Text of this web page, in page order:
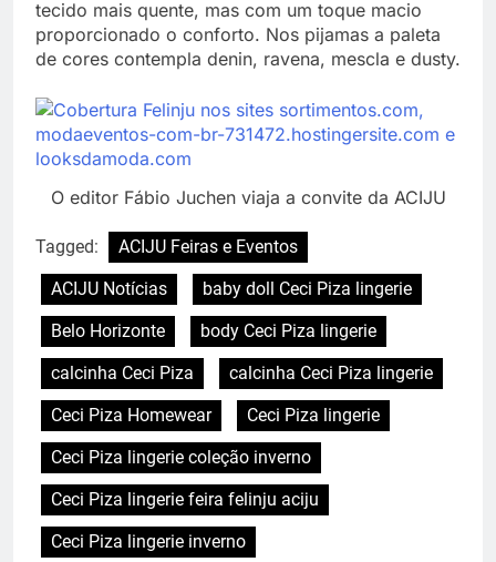
tecido mais quente, mas com um toque macio
proporcionado o conforto. Nos pijamas a paleta
de cores contempla denin, ravena, mescla e dusty.
O editor Fábio Juchen viaja a convite da ACIJU
Tagged:
ACIJU Feiras e Eventos
ACIJU Notícias
baby doll Ceci Piza lingerie
Belo Horizonte
body Ceci Piza lingerie
calcinha Ceci Piza
calcinha Ceci Piza lingerie
Ceci Piza Homewear
Ceci Piza lingerie
Ceci Piza lingerie coleção inverno
Ceci Piza lingerie feira felinju aciju
Ceci Piza lingerie inverno